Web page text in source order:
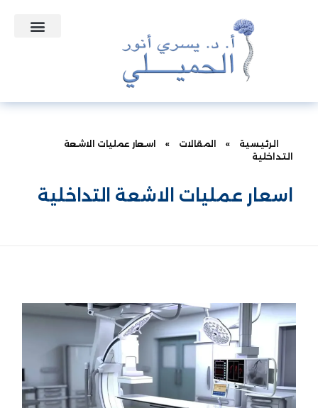
الرئيسية » المقالات »
اسعار عمليات الاشعة
التداخلية
اسعار عمليات الاشعة التداخلية